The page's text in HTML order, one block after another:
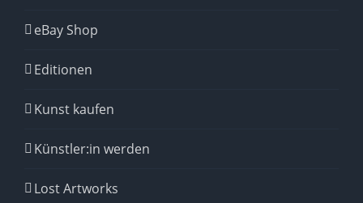
eBay Shop
Editionen
Kunst kaufen
Künstler:in werden
Lost Artworks